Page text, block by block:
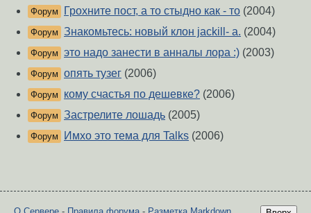
Форум Грохните пост, а то стыдно как - то (2004)
Форум Знакомьтесь: новый клон jackill- а. (2004)
Форум это надо занести в анналы лора :) (2003)
Форум опять тузег (2006)
Форум кому счастья по дешевке? (2006)
Форум Застрелите лошадь (2005)
Форум Имхо это тема для Talks (2006)